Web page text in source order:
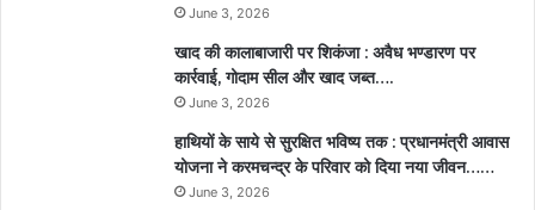
June 3, 2026
खाद की कालाबाजारी पर शिकंजा : अवैध भण्डारण पर
कार्रवाई, गोदाम सील और खाद जब्त….
June 3, 2026
हाथियों के साये से सुरक्षित भविष्य तक : प्रधानमंत्री आवास
योजना ने करमचन्द्र के परिवार को दिया नया जीवन……
June 3, 2026